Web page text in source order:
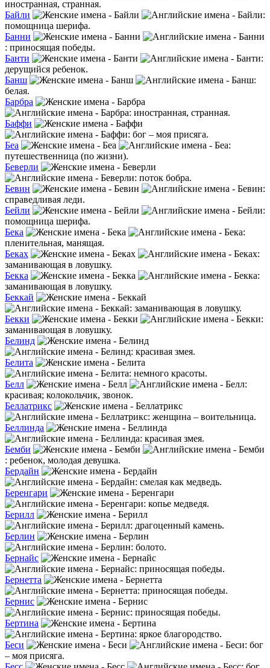
иностранная, странная.
Байли
:
помощница шерифа.
Банни
: приносящая победы.
Банти
:
дерущийся ребенок.
Банш
:
белая.
Барбра
: иностранная, странная.
Баффи
: бог – моя присяга.
Беа
:
путешественница (по жизни).
Беверли
: поток бобра.
Бевин
:
справедливая леди.
Бейли
:
помощница шерифа.
Бека
:
пленительная, манящая.
Беках
:
заманивающая в ловушку.
Бекка
:
заманивающая в ловушку.
Беккай
: заманивающая в ловушку.
Бекки
:
заманивающая в ловушку.
Белинд
: красивая змея.
Белита
: немного красоты.
Белл
:
красивая; колокольчик, звонок.
Беллатрикс
: женщина – воительница.
Беллинда
: красивая змея.
Бемби
: ребенок, молодая девушка.
Бердайн
: смелая как медведь.
Беренгари
: копье медведя.
Берилл
: драгоценный камень.
Берлин
: болото.
Бернайс
: приносящая победы.
Бернетта
: приносящая победы.
Бернис
: приносящая победы.
Бертина
: яркое благородство.
Беси
: бог
– моя присяга.